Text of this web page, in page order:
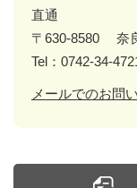
直通
〒630-8580
奈
Tel：0742-34-
メールでのお問